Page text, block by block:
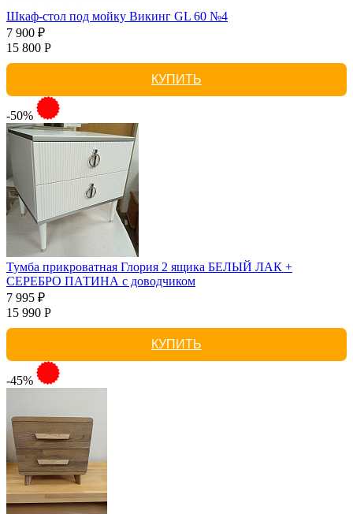
Шкаф-стол под мойку Викинг GL 60 №4
7 900 ₽
15 800 Р
КУПИТЬ
-50%
Тумба прикроватная Глория 2 ящика БЕЛЫЙ ЛАК +
СЕРЕБРО ПАТИНА с доводчиком
7 995 ₽
15 990 Р
КУПИТЬ
-45%